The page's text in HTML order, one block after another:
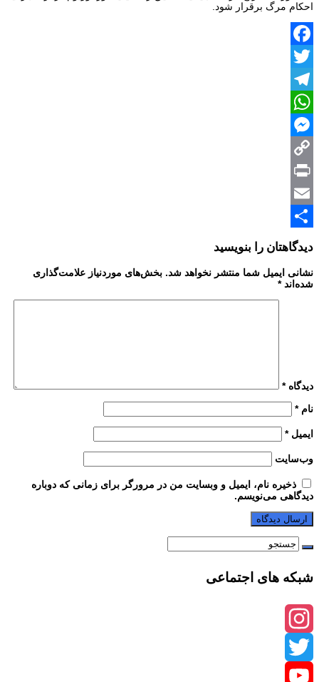
احکام مرگ برقرار شود.
Facebook
Twitter
Telegram
WhatsApp
Messenger
Copy
Link
Print
Email
Share
دیدگاهتان را بنویسید
نشانی ایمیل شما منتشر نخواهد شد. بخش‌های موردنیاز علامت‌گذاری
شده‌اند*
دیدگاه*
نام*
ایمیل*
وب‌سایت
ذخیره نام، ایمیل و وبسایت من در مرورگر برای زمانی که دوباره
دیدگاهی می‌نویسم.
شبکه های اجتماعی
Instagram
Twitter